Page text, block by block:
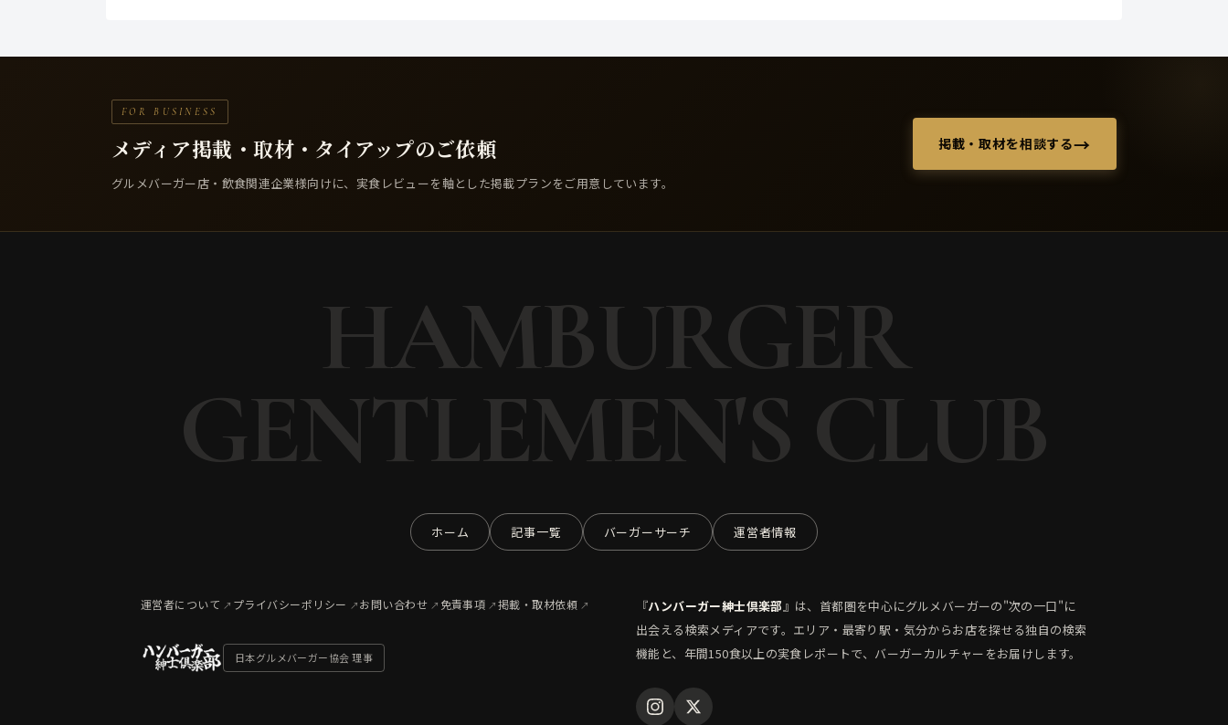
FOR BUSINESS
メディア掲載・取材・ タイアップのご依頼
グルメバーガー店・飲食関連企業様向けに、実食レビューを軸とした掲載プランをご用意しています。
掲載・取材を相談する→
HAMBURGER
GENTLEMEN'S CLUB
ホーム 記事一覧 バーガーサーチ 運営者情報
運営者について プライバシーポリシー お問い合わせ 免責事項 掲載・取材依頼
日本グルメバーガー協会 理事
『ハンバーガー紳士倶楽部』は、首都圏を中心にグルメバーガーの"次の一口"に
出会える検索メディアです。エリア・最寄り駅・気分からお店を探せる独自の検索
機能と、年間150食以上の実食レポートで、バーガーカルチャーをお届けします。